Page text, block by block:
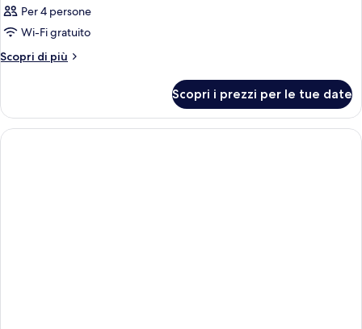
Per 4 persone
Wi-Fi gratuito
Scopri di più
Altri
Scopri i prezzi per le tue date